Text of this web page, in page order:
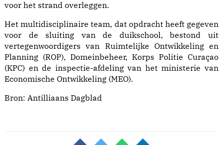
voor het strand overleggen.
Het multidisciplinaire team, dat opdracht heeft gegeven
voor de sluiting van de duikschool, bestond uit
vertegenwoordigers van Ruimtelijke Ontwikkeling en
Planning (ROP), Domeinbeheer, Korps Politie Curaçao
(KPC) en de inspectie-afdeling van het ministerie van
Economische Ontwikkeling (MEO).
Bron: Antilliaans Dagblad